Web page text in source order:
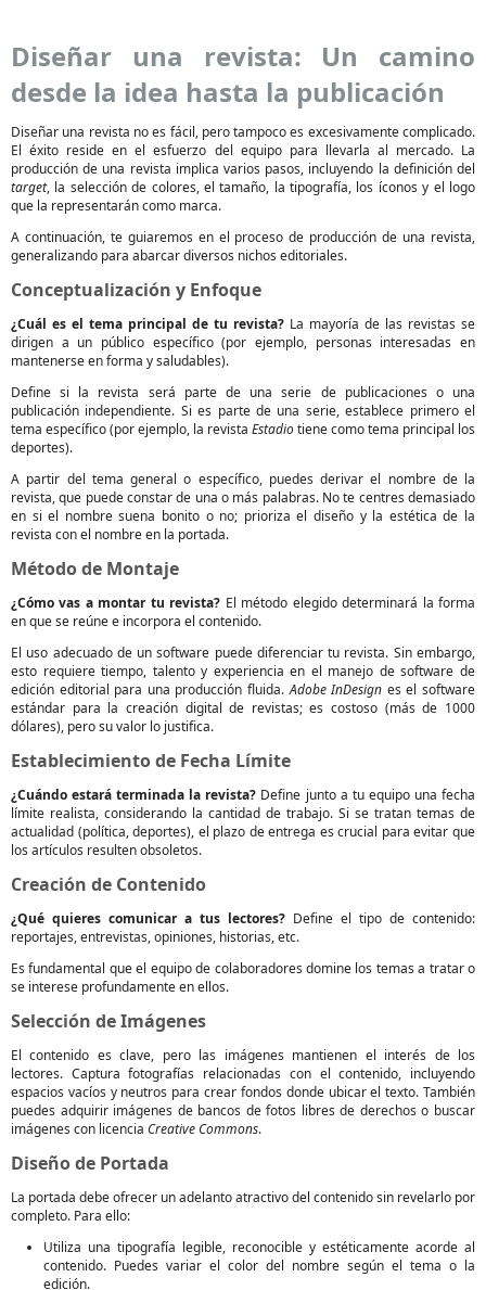
Diseñar una revista: Un camino
desde la idea hasta la publicación
Diseñar una revista no es fácil, pero tampoco es excesivamente complicado.
El éxito reside en el esfuerzo del equipo para llevarla al mercado. La
producción de una revista implica varios pasos, incluyendo la definición del
target, la selección de colores, el tamaño, la tipografía, los íconos y el logo
que la representarán como marca.
A continuación, te guiaremos en el proceso de producción de una revista,
generalizando para abarcar diversos nichos editoriales.
Conceptualización y Enfoque
¿Cuál es el tema principal de tu revista? La mayoría de las revistas se
dirigen a un público específico (por ejemplo, personas interesadas en
mantenerse en forma y saludables).
Define si la revista será parte de una serie de publicaciones o una
publicación independiente. Si es parte de una serie, establece primero el
tema específico (por ejemplo, la revista Estadiotiene como tema principal los
deportes).
A partir del tema general o específico, puedes derivar el nombre de la
revista, que puede constar de una o más palabras. No te centres demasiado
en si el nombre suena bonito o no; prioriza el diseño y la estética de la
revista con el nombre en la portada.
Método de Montaje
¿Cómo vas a montar tu revista? El método elegido determinará la forma
en que se reúne e incorpora el contenido.
El uso adecuado de un software puede diferenciar tu revista. Sin embargo,
esto requiere tiempo, talento y experiencia en el manejo de software de
edición editorial para una producción fluida.Adobe InDesign es el software
estándar para la creación digital de revistas; es costoso (más de 1000
dólares), pero su valor lo justifica.
Establecimiento de Fecha Límite
¿Cuándo estará terminada la revista? Define junto a tu equipo una fecha
límite realista, considerando la cantidad de trabajo. Si se tratan temas de
actualidad (política, deportes), el plazo de entrega es crucial para evitar que
los artículos resulten obsoletos.
Creación de Contenido
¿Qué quieres comunicar a tus lectores? Define el tipo de contenido:
reportajes, entrevistas, opiniones, historias, etc.
Es fundamental que el equipo de colaboradores domine los temas a tratar o
se interese profundamente en ellos.
Selección de Imágenes
El contenido es clave, pero las imágenes mantienen el interés de los
lectores. Captura fotografías relacionadas con el contenido, incluyendo
espacios vacíos y neutros para crear fondos donde ubicar el texto. También
puedes adquirir imágenes de bancos de fotos libres de derechos o buscar
imágenes con licencia Creative Commons.
Diseño de Portada
La portada debe ofrecer un adelanto atractivo del contenido sin revelarlo por
completo. Para ello:
Utiliza una tipografía legible, reconocible y estéticamente acorde al
contenido. Puedes variar el color del nombre según el tema o la
edición.